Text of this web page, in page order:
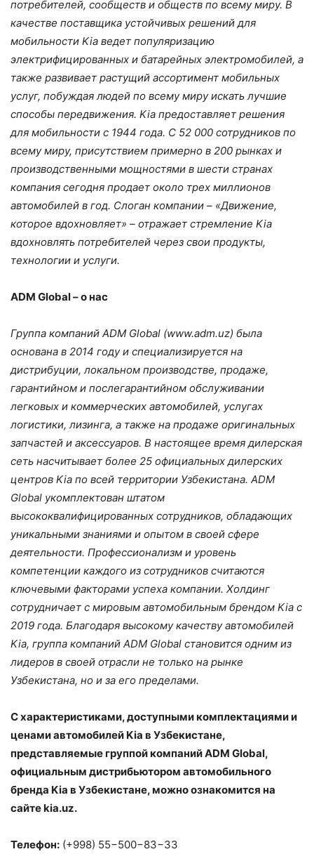
потребителей, сообществ и обществ по всему миру. В
качестве поставщика устойчивых решений для
мобильности Kia ведет популяризацию
электрифицированных и батарейных электромобилей, а
также развивает растущий ассортимент мобильных
услуг, побуждая людей по всему миру искать лучшие
способы передвижения. Kia предоставляет решения
для мобильности с 1944 года. С 52 000 сотрудников по
всему миру, присутствием примерно в 200 рынках и
производственными мощностями в шести странах
компания сегодня продает около трех миллионов
автомобилей в год. Слоган компании – «Движение,
которое вдохновляет» – отражает стремление Kia
вдохновлять потребителей через свои продукты,
технологии и услуги.
ADM Global– о нас
Группа компаний ADM Global (www.adm.uz) была
основана в 2014 году и специализируется на
дистрибуции, локальном производстве, продаже,
гарантийном и послегарантийном обслуживании
легковых и коммерческих автомобилей, услугах
логистики, лизинга, а также на продаже оригинальных
запчастей и аксессуаров. В настоящее время дилерская
сеть насчитывает более 25 официальных дилерских
центров Kia по всей территории Узбекистана. ADM
Global укомплектован штатом
высококвалифицированных сотрудников, обладающих
уникальными знаниями и опытом в своей сфере
деятельности. Профессионализм и уровень
компетенции каждого из сотрудников считаются
ключевыми факторами успеха компании. Холдинг
сотрудничает с мировым автомобильным брендом Kia с
2019 года. Благодаря высокому качеству автомобилей
Kia, группа компаний ADM Global становится одним из
лидеров в своей отрасли не только на рынке
Узбекистана, но и за его пределами.
Cхарактеристиками, доступными комплектациями и
ценами автомобилей Kia в Узбекистане,
представляемые группой компанийADM Global,
официальным дистрибьютором автомобильного
бренда Kia в Узбекистане, можно ознакомится на
сайтеkia.uz.
Телефон: (+998) 55−500−83−33